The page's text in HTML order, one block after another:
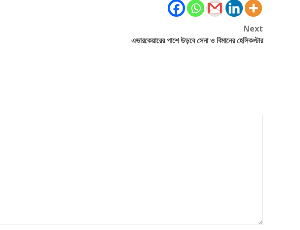
Next
এভারকেয়ারের পাশে উড়বে সেনা ও বিমানের হেলিকপ্টার